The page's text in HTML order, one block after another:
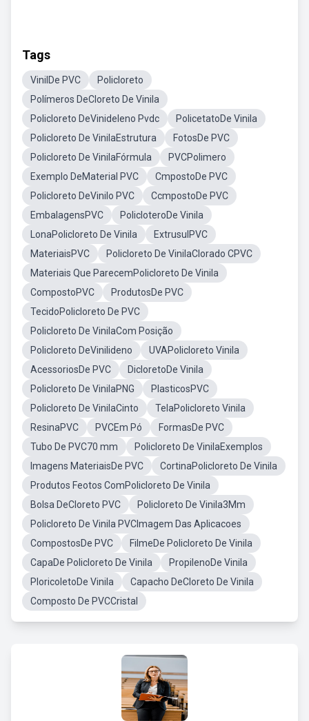
Tags
VinilDe PVC
Policloreto
Polímeros DeCloreto De Vinila
Policloreto DeVinideleno Pvdc
PolicetatoDe Vinila
Policloreto De VinilaEstrutura
FotosDe PVC
Policloreto De VinilaFórmula
PVCPolimero
Exemplo DeMaterial PVC
CmpostoDe PVC
Policloreto DeVinilo PVC
CcmpostoDe PVC
EmbalagensPVC
PolicloteroDe Vinila
LonaPolicloreto De Vinila
ExtrusulPVC
MateriaisPVC
Policloreto De VinilaClorado CPVC
Materiais Que ParecemPolicloreto De Vinila
CompostoPVC
ProdutosDe PVC
TecidoPolicloreto De PVC
Policloreto De VinilaCom Posição
Policloreto DeVinilideno
UVAPolicloreto Vinila
AcessoriosDe PVC
DicloretoDe Vinila
Policloreto De VinilaPNG
PlasticosPVC
Policloreto De VinilaCinto
TelaPolicloreto Vinila
ResinaPVC
PVCEm Pó
FormasDe PVC
Tubo De PVC70 mm
Policloreto De VinilaExemplos
Imagens MateriaisDe PVC
CortinaPolicloreto De Vinila
Produtos Feotos ComPolicloreto De Vinila
Bolsa DeCloreto PVC
Policloreto De Vinila3Mm
Policloreto De Vinila PVCImagem Das Aplicacoes
CompostosDe PVC
FilmeDe Policloreto De Vinila
CapaDe Policloreto De Vinila
PropilenoDe Vinila
PloricoletoDe Vinila
Capacho DeCloreto De Vinila
Composto De PVCCristal